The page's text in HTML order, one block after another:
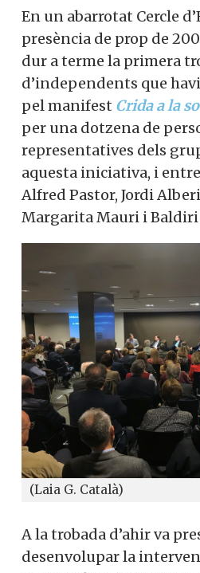
En un abarrotat Cercle
presència de prop de
dur a terme la primera
d’independents que
pel manifest Crida a la
per una dotzena de
representatives dels
aquesta iniciativa, i
Alfred Pastor, Jordi
Margarita Mauri i Baldiri
(Laia G. Català)
A la trobada d’ahir va
desenvolupar la